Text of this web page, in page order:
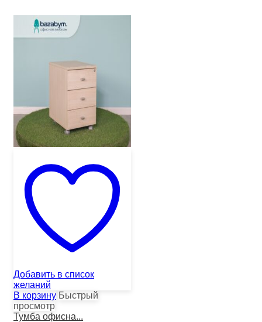
Добавить в список
желаний
В корзину Быстрый
просмотр
Тумба офисна...